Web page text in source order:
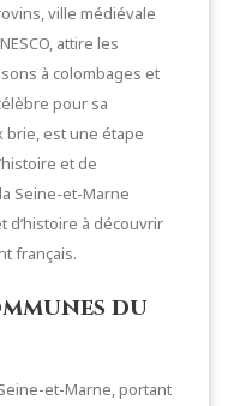
ville médiévale
attire les
à colombages et
pour sa
brie, est une étape
et de
Seine-et-Marne
d’histoire à découvrir
français.
du
et-Marne, portant